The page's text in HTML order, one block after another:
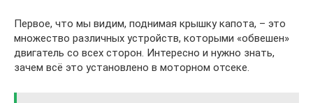
Первое, что мы видим, поднимая крышку капота, – это
множество различных устройств, которыми «обвешен»
двигатель со всех сторон. Интересно и нужно знать,
зачем всё это установлено в моторном отсеке.